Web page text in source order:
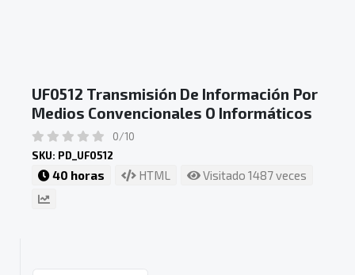
UF0512 Transmisión De Información Por
Medios Convencionales O Informáticos
0/10
SKU: PD_UF0512
40 horas HTML Visitado 1487 veces